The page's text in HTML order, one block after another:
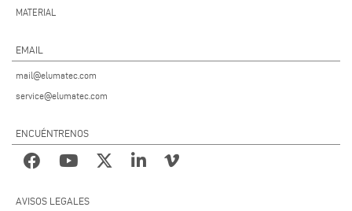
MATERIAL
EMAIL
mail@elumatec.com
service@elumatec.com
ENCUÉNTRENOS
AVISOS LEGALES